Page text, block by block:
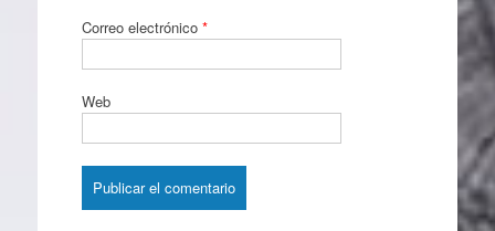
Correo electrónico *
Web